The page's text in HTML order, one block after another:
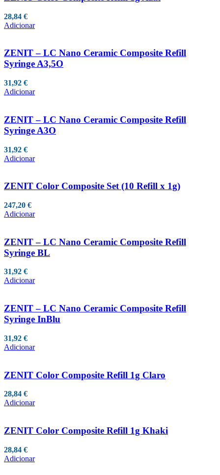
28,84 €
Adicionar
ZENIT – LC Nano Ceramic Composite Refill
Syringe A3,5O
31,92 €
Adicionar
ZENIT – LC Nano Ceramic Composite Refill
Syringe A3O
31,92 €
Adicionar
ZENIT Color Composite Set (10 Refill x 1g)
247,20 €
Adicionar
ZENIT – LC Nano Ceramic Composite Refill
Syringe BL
31,92 €
Adicionar
ZENIT – LC Nano Ceramic Composite Refill
Syringe InBlu
31,92 €
Adicionar
ZENIT Color Composite Refill 1g Claro
28,84 €
Adicionar
ZENIT Color Composite Refill 1g Khaki
28,84 €
Adicionar